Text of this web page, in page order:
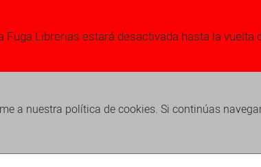
Fuga Librerias estará desactivada hasta la vuelta
a nuestra política de cookies. Si continúas